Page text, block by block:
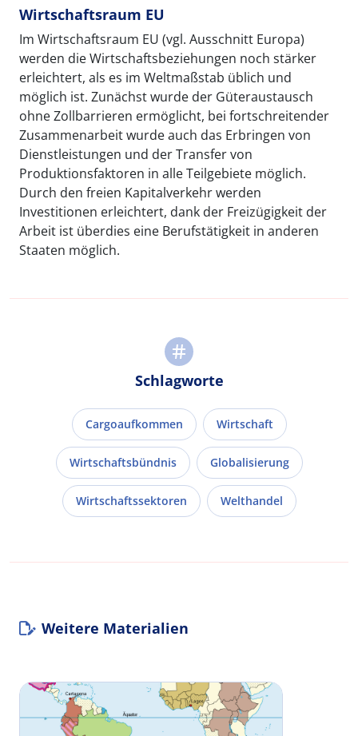
Wirtschaftsraum EU
Im Wirtschaftsraum EU (vgl. Ausschnitt Europa)
werden die Wirtschaftsbeziehungen noch stärker
erleichtert, als es im Weltmaßstab üblich und
möglich ist. Zunächst wurde der Güteraustausch
ohne Zollbarrieren ermöglicht, bei fortschreitender
Zusammenarbeit wurde auch das Erbringen von
Dienstleistungen und der Transfer von
Produktionsfaktoren in alle Teilgebiete möglich.
Durch den freien Kapitalverkehr werden
Investitionen erleichtert, dank der Freizügigkeit der
Arbeit ist überdies eine Berufstätigkeit in anderen
Staaten möglich.
Schlagworte
Cargoaufkommen Wirtschaft
Wirtschaftsbündnis Globalisierung
Wirtschaftssektoren Welthandel
Weitere Materialien